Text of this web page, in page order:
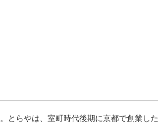
とらやは、室町時代後期に京都で創業した